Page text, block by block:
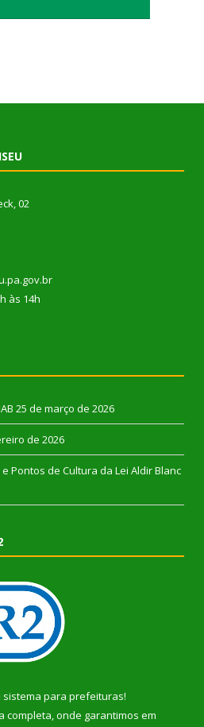
02
às 14h
25 de março de 2026
de 2026
Pontos de Cultura da Lei Aldir Blanc
sistema para prefeituras!
completa, onde garantimos em